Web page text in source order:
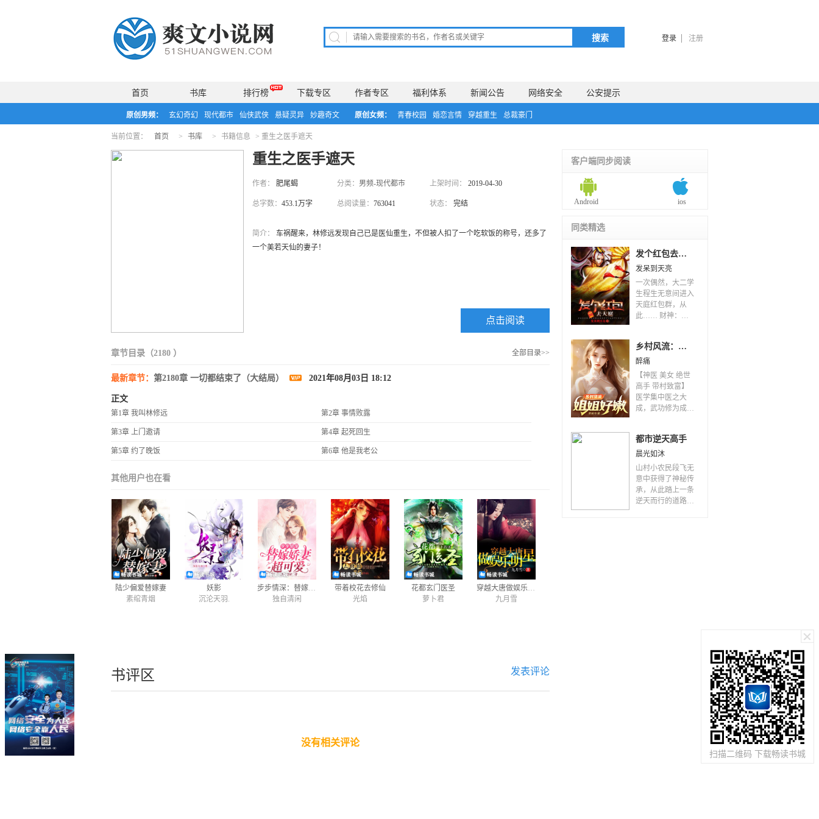
搜索 登录 注册
首页 书库 排行榜 下载专区 作者专区 福利体系 新闻公告 网络安全 公安提示
原创男频： 玄幻奇幻 现代都市 仙侠武侠 悬疑灵异 妙趣奇文 原创女频： 青春校园 婚恋言情 穿越重生 总裁豪门
当前位置： 首页 > 书库 > 书籍信息 > 重生之医手遮天
重生之医手遮天
作者： 肥尾蝎
总字数： 453.1万字
分类： 男频-现代都市
总阅读量： 763041
上架时间： 2019-04-30
状态： 完结
简介：
车祸醒来，林修远发现自己已是医仙重生，不但被人扣了一个吃软饭的称号，还多了
一个美若天仙的妻子！
点击阅读
章节目录（2180 ） 全部目录>>
最新章节： 第2180章 一切都结束了（大结局） 2021年08月03日 18:12
正文
第1章 我叫林修远 第2章 事情败露
第3章 上门邀请 第4章 起死回生
第5章 约了晚饭 第6章 他是我老公
其他用户也在看
陆少偏爱替嫁妻
素绾青烟
妖影
沉沦天羽.
步步情深：替嫁娇妻超可爱
独自清闲
带着校花去修仙
光焰
花都玄门医圣
萝卜君
穿越大唐做娱乐明星
九月雪
书评区 发表评论
没有相关评论
客户端同步阅读
Android ios
同类精选
发个红包去天庭
发呆到天亮
一次偶然，大二学
生程生无意间进入
天庭红包群，从
此…… 财神：程
您收好。 孙悟
空：程生，嘿嘿，
俺老孙又想吃辣条
了，好好好，抠
门，火眼金睛上篇
秘籍跟你换，行了
又提升了，可以换
了。 程生：哈哈
哈，众仙家，我程
生来了。
乡村风流：姐姐好嫩
醉痛
【神医 美女 绝世
高手 带村致富】
医学集中医之大
成，武功修为成就
渔猎无所不能，请
看小农民的妖孽人
生。剧集精彩，车
速超快！抓稳了，
马上发车！
都市逆天高手
晨光如沐
山村小农民段飞无
意中获得了神秘传
承，从此踏上一条
逆天而行的道路。
扫描二维码 下载畅读书城